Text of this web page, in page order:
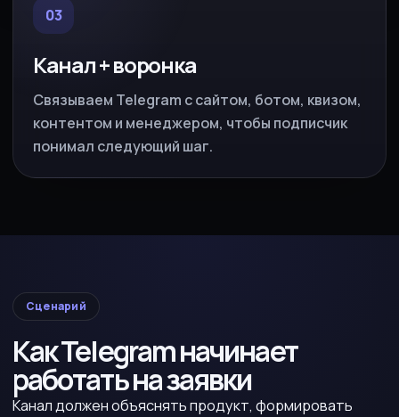
03
Канал + воронка
Связываем Telegram с сайтом, ботом, квизом,
контентом и менеджером, чтобы подписчик
понимал следующий шаг.
Сценарий
Как Telegram начинает
работать на заявки
Канал должен объяснять продукт, формировать